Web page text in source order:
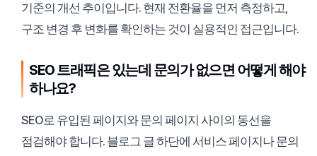
기준의 개선 추이입니다. 현재 전환율을 먼저 측정하고,
구조 변경 후 변화를 확인하는 것이 실용적인 접근입니다.
SEO 트래픽은 있는데 문의가 없으면 어떻게 해야
하나요?
SEO로 유입된 페이지와 문의 페이지 사이의 동선을
점검해야 합니다. 블로그 글 하단에 서비스 페이지나 문의